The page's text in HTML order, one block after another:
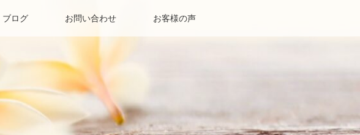
ブログ お問い合わせ お客様の声